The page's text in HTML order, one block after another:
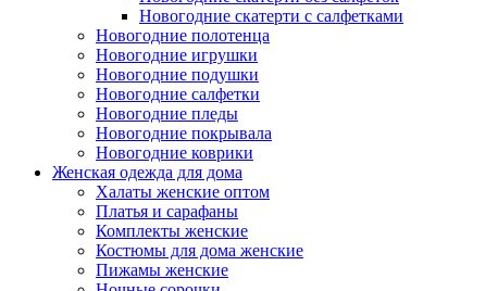
Новогодние скатерти с салфетками
Новогодние полотенца
Новогодние игрушки
Новогодние подушки
Новогодние салфетки
Новогодние пледы
Новогодние покрывала
Новогодние коврики
Женская одежда для дома
Халаты женские оптом
Платья и сарафаны
Комплекты женские
Костюмы для дома женские
Пижамы женские